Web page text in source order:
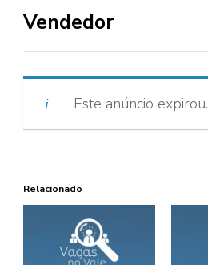
Vendedor
Este anúncio expirou.
Relacionado